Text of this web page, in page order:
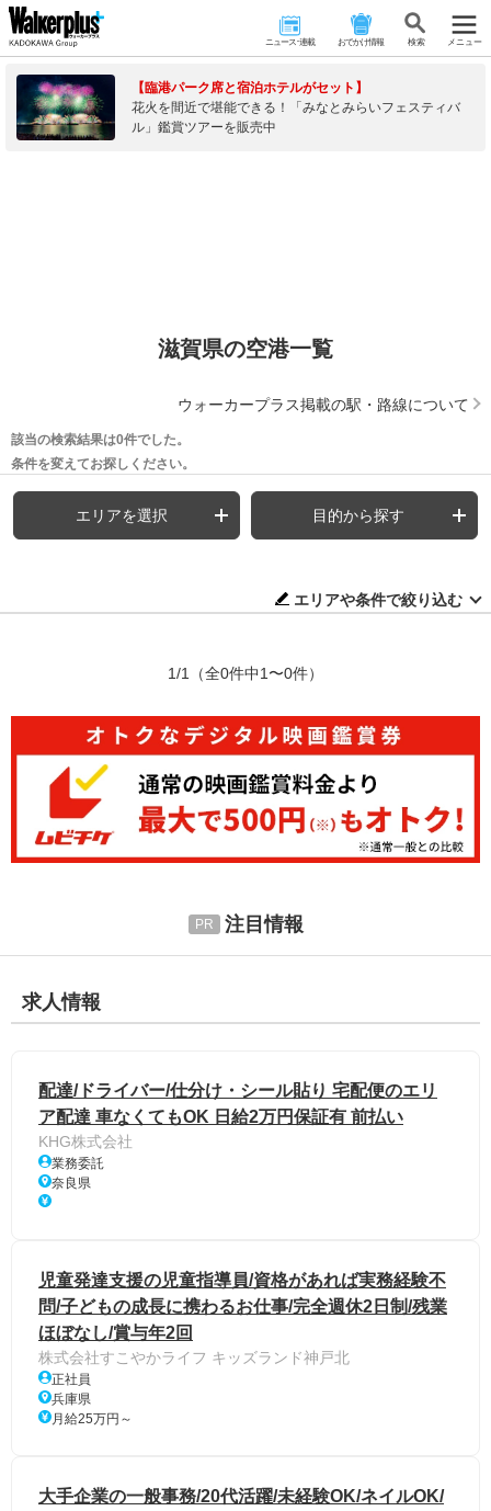
ニュース･連載 おでかけ情報 検 索 メニュー
【臨港パーク席と宿泊ホテルがセット】
花火を間近で堪能できる！「みなとみらいフェスティバ
ル」鑑賞ツアーを販売中
滋賀県の空港一覧
ウォーカープラス掲載の駅・路線について
該当の検索結果は0件でした。
条件を変えてお探しください。
エリアを選択 目的から探す
エリアや条件で絞り込む
1/1 （全0件中1〜0件）
注目情報
求人情報
配達/ドライバー/仕分け・シール貼り 宅配便のエリ
ア配達 車なくてもOK 日給2万円保証有 前払い
KHG株式会社
業務委託
奈良県
児童発達支援の児童指導員/資格があれば実務経験不
問/子どもの成長に携わるお仕事/完全週休2日制/残業
ほぼなし/賞与年2回
株式会社すこやかライフ キッズランド神戸北
正社員
兵庫県
月給25万円～
大手企業の一般事務/20代活躍/未経験OK/ネイルOK/